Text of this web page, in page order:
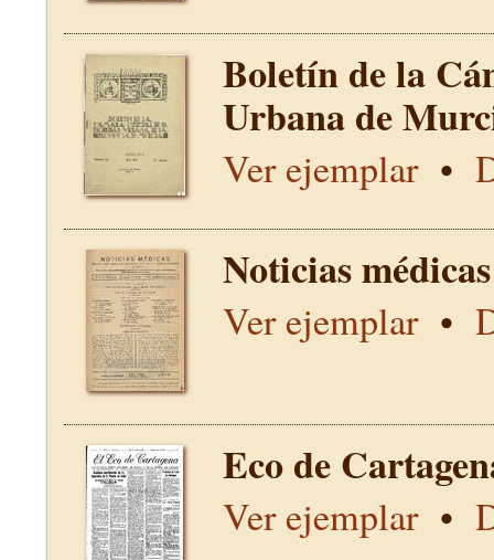
Boletín de la
Urbana de
Ver ejemplar•
Noticias
Ver ejemplar•
Eco de
Ver ejemplar•